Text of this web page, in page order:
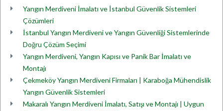
Yangın Merdiveni İmalatı ve İstanbul Güvenlik Sistemleri
Çözümleri
İstanbul Yangın Merdiveni ve Yangın Güvenliği Sistemlerinde
Doğru Çözüm Seçimi
Yangın Merdiveni, Yangın Kapısı ve Panik Bar İmalatı ve
Montajı
Çekmeköy Yangın Merdiveni Firmaları | Karaboğa Mühendislik
Yangın Güvenlik Sistemleri
Makaralı Yangın Merdiveni İmalatı, Satışı ve Montajı | Uygun